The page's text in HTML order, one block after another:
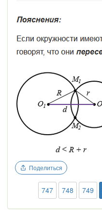
Поделиться
747 748 749